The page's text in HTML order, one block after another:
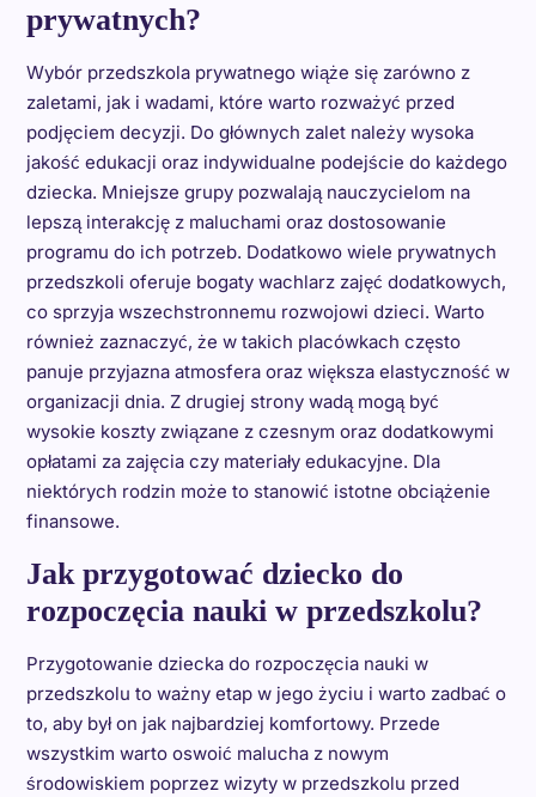
prywatnych?
Wybór przedszkola prywatnego wiąże się zarówno z
zaletami, jak i wadami, które warto rozważyć przed
podjęciem decyzji. Do głównych zalet należy wysoka
jakość edukacji oraz indywidualne podejście do każdego
dziecka. Mniejsze grupy pozwalają nauczycielom na
lepszą interakcję z maluchami oraz dostosowanie
programu do ich potrzeb. Dodatkowo wiele prywatnych
przedszkoli oferuje bogaty wachlarz zajęć dodatkowych,
co sprzyja wszechstronnemu rozwojowi dzieci. Warto
również zaznaczyć, że w takich placówkach często
panuje przyjazna atmosfera oraz większa elastyczność w
organizacji dnia. Z drugiej strony wadą mogą być
wysokie koszty związane z czesnym oraz dodatkowymi
opłatami za zajęcia czy materiały edukacyjne. Dla
niektórych rodzin może to stanowić istotne obciążenie
finansowe.
Jak przygotować dziecko do
rozpoczęcia nauki w przedszkolu?
Przygotowanie dziecka do rozpoczęcia nauki w
przedszkolu to ważny etap w jego życiu i warto zadbać o
to, aby był on jak najbardziej komfortowy. Przede
wszystkim warto oswoić malucha z nowym
środowiskiem poprzez wizyty w przedszkolu przed